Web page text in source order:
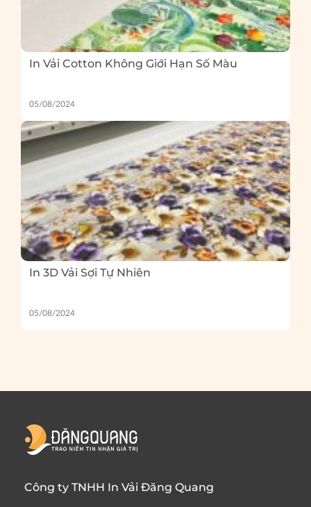
In Vải Cotton Không Giới Hạn Số Màu
05/08/2024
In 3D Vải Sợi Tự Nhiên
05/08/2024
Công ty TNHH In Vải Đăng Quang